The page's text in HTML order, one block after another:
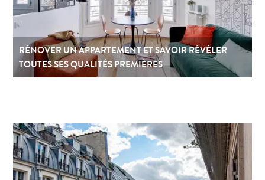
RÉNOVER UN APPARTEMENT ET SAVOIR RÉVÉLER
TOUTES SES QUALITÉS PREMIÈRES